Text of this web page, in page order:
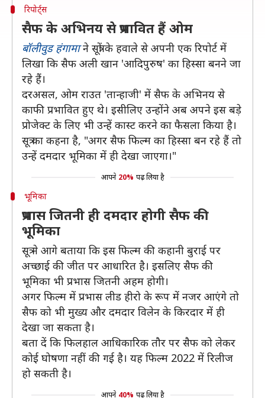
रिपोर्ट्स
सैफ के अभिनय से प्रभावित हैं ओम
बॉलीवुड हंगामाने सूत्रों के हवाले से अपनी एक रिपोर्ट में
लिखा कि सैफ अली खान 'आदिपुरुष' का हिस्सा बनने जा
रहे हैं।
दरअसल, ओम राउत 'तान्हाजी' में सैफ के अभिनय से
काफी प्रभावित हुए थे। इसीलिए उन्होंने अब अपने इस बड़े
प्रोजेक्ट के लिए भी उन्हें कास्ट करने का फैसला किया है।
सूत्र का कहना है, "अगर सैफ फिल्म का हिस्सा बन रहे हैं तो
उन्हें दमदार भूमिका में ही देखा जाएगा।"
आपने 20% पढ़ लिया है
भूमिका
प्रभास जितनी ही दमदार होगी सैफ की
भूमिका
सूत्र ने आगे बताया कि इस फिल्म की कहानी बुराई पर
अच्छाई की जीत पर आधारित है। इसलिए सैफ की
भूमिका भी प्रभास जितनी अहम होगी।
अगर फिल्म में प्रभास लीड हीरो के रूप में नजर आएंगे तो
सैफ को भी मुख्य और दमदार विलेन के किरदार में ही
देखा जा सकता है।
बता दें कि फिलहाल आधिकारिक तौर पर सैफ को लेकर
कोई घोषणा नहीं की गई है। यह फिल्म 2022 में रिलीज
हो सकती है।
आपने 40% पढ़ लिया है